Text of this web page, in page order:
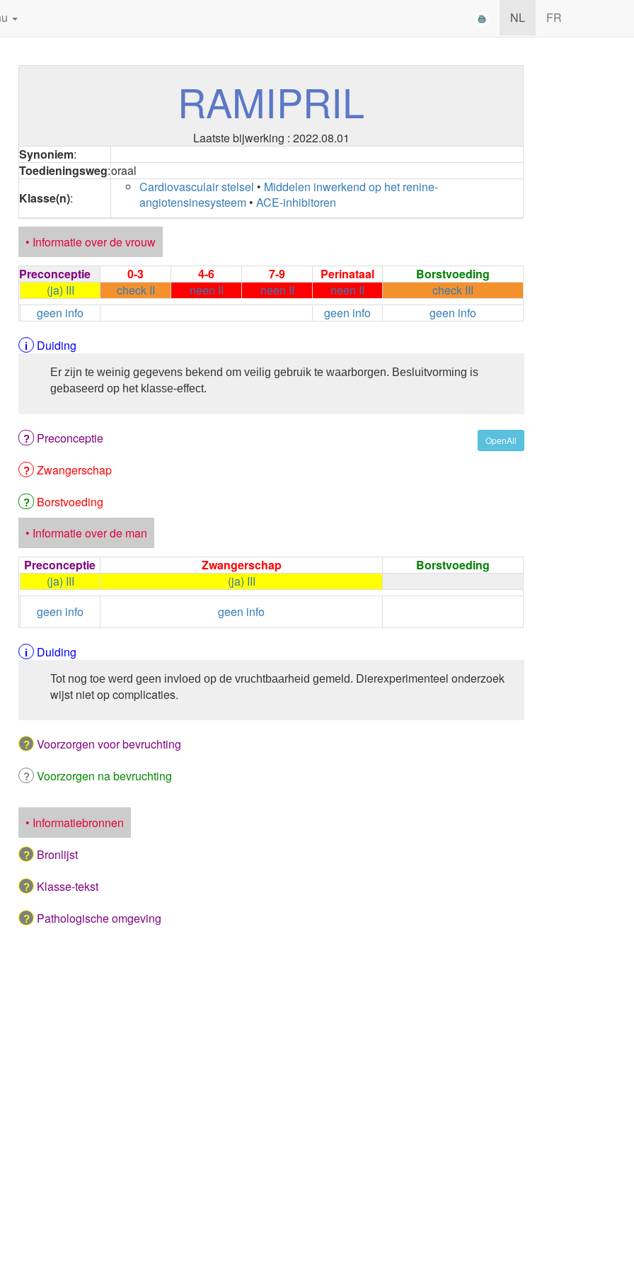
NL FR
RAMIPRIL
Laatste bijwerking : 2022.08.01
Synoniem:
Toedieningsweg:oraal
Klasse(n):
Cardiovasculair stelsel • Middelen inwerkend op het renine-
angiotensinesysteem •ACE-inhibitoren
• Informatie over de vrouw
Preconceptie
0-3 4-6 7-9 Perinataal
Borstvoeding
(ja) III
check II neen II neen II neen II
check III
geen info
geen info
geen info
Duiding
Er zijn te weinig gegevens bekend om veilig gebruik te waarborgen. Besluitvorming is
gebaseerd op het klasse-effect.
OpenAll
Preconceptie
Zwangerschap
Borstvoeding
• Informatie over de man
Preconceptie
Zwangerschap
Borstvoeding
(ja) III
(ja) III
geen info
geen info
Duiding
Tot nog toe werd geen invloed op de vruchtbaarheid gemeld. Dierexperimenteel onderzoek
wijst niet op complicaties.
Voorzorgen voor bevruchting
Voorzorgen na bevruchting
• Informatiebronnen
Bronlijst
Klasse-tekst
Pathologische omgeving